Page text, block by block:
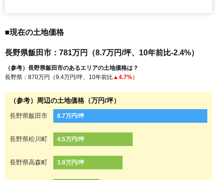
■現在の土地価格
長野県飯田市：781万円（8.7万円/坪、10年前比-2.4%）
（参考）長野県飯田市のあるエリアの土地価格は？
長野県：870万円（9.4万円/坪、10年前比▲4.7%）
（参考）周辺の土地価格（万円/坪）
長野県飯田市 8.7万円/坪
長野県松川町 4.5万円/坪
長野県高森町 3.9万円/坪